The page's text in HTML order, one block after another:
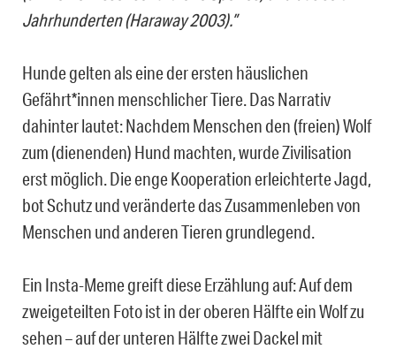
Jahrhunderten (Haraway 2003).”
Hunde gelten als eine der ersten häuslichen
Gefährt*innen menschlicher Tiere. Das Narrativ
dahinter lautet: Nachdem Menschen den (freien) Wolf
zum (dienenden) Hund machten, wurde Zivilisation
erst möglich. Die enge Kooperation erleichterte Jagd,
bot Schutz und veränderte das Zusammenleben von
Menschen und anderen Tieren grundlegend.
Ein Insta-Meme greift diese Erzählung auf: Auf dem
zweigeteilten Foto ist in der oberen Hälfte ein Wolf zu
sehen – auf der unteren Hälfte zwei Dackel mit